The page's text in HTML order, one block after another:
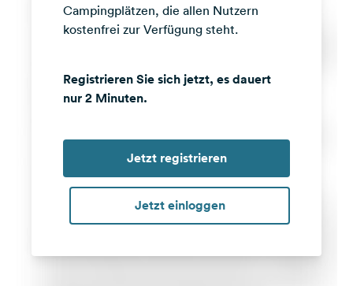
Campingplätzen, die allen Nutzern
kostenfrei zur Verfügung steht.
Registrieren Sie sich jetzt, es dauert
nur 2 Minuten.
Jetzt registrieren
Jetzt einloggen